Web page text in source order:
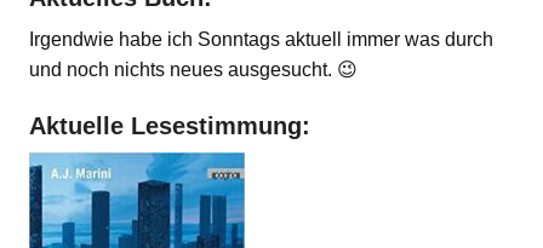
Irgendwie habe ich Sonntags aktuell immer was durch
und noch nichts neues ausgesucht. 😉
Aktuelle Lesestimmung: